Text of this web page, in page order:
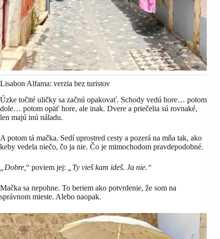
Lisabon Alfama: verzia bez turistov
Úzke točité uličky sa začnú opakovať. Schody vedú hore… potom
dole… potom opäť hore, ale inak. Dvere a priečelia sú rovnaké,
len majú inú náladu.
A potom tá mačka. Sedí uprostred cesty a pozerá na mňa tak, ako
keby vedela niečo, čo ja nie. Čo je mimochodom pravdepodobné.
„Dobre, “ poviem jej: „Ty vieš kam ideš. Ja nie.“
Mačka sa nepohne. To beriem ako potvrdenie, že som na
správnom mieste. Alebo naopak.